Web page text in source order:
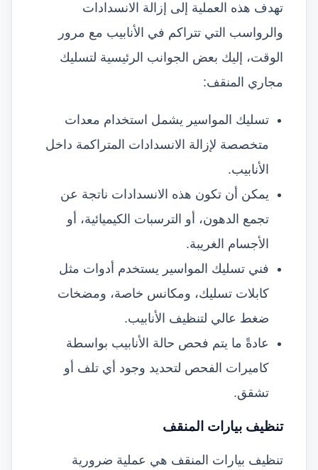
تهدف هذه العملية إلى إزالة الانسدادات
والرواسب التي تتراكم في الأنابيب مع مرور
الوقت، إليك بعض الجوانب الرئيسية لتسليك
مجاري المنقف:
تسليك المواسير يشمل استخدام معدات
متخصصة لإزالة الانسدادات المتراكمة داخل
الأنابيب.
يمكن أن تكون هذه الانسدادات ناتجة عن
تجمع الدهون، أو الترسبات الكيميائية، أو
الأجسام الغريبة.
فني تسليك المواسير يستخدم أدوات مثل
كابلات تسليك، ومكانس خاصة، ومضخات
ضغط عالي لتنظيف الأنابيب.
عادةً ما يتم فحص حالة الأنابيب بواسطة
كاميرات الفحص لتحديد وجود أي تلف أو
تشقق.
تنظيف بيارات المنقف
تنظيف بيارات المنقف هي عملية ضرورية